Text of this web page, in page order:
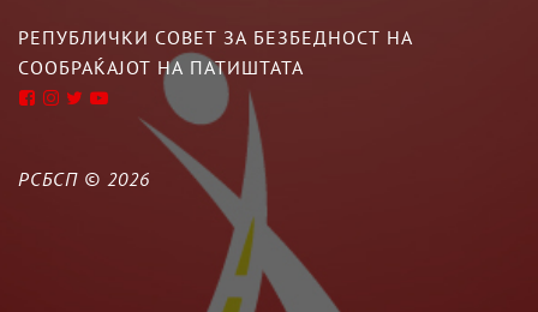
РЕПУБЛИЧКИ СОВЕТ ЗА БЕЗБЕДНОСТ НА
СООБРАЌАЈОТ НА ПАТИШТАТА
РСБСП © 2026